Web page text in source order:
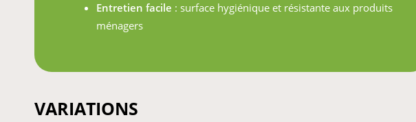
Entretien facile : surface hygiénique et résistante aux produits
ménagers
VARIATIONS